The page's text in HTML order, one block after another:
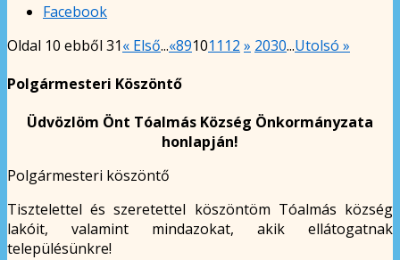
Facebook
Oldal 10 ebből 31« Első...«891011 12 » 2030...Utolsó »
Polgármesteri Köszöntő
Üdvözlöm Önt Tóalmás Község Önkormányzata
honlapján!
Polgármesteri köszöntő
Tisztelettel és szeretettel köszöntöm Tóalmás község
lakóit, valamint mindazokat, akik ellátogatnak
településünkre!